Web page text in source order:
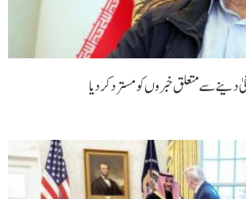
دینے سے متعلق خبروں کو مسترد کردیا